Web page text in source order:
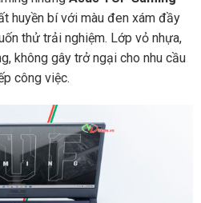
huyền bí với màu đen xám đầy
thử trải nghiệm. Lớp vỏ nhựa,
không gây trở ngại cho nhu cầu
công việc.